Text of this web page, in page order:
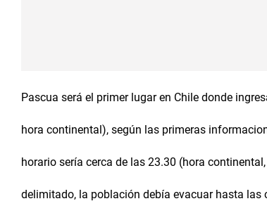
Pascua será el primer lugar en Chile donde
hora continental), según las primeras
horario sería cerca de las 23.30 (hora
delimitado, la población debía evacuar hasta las